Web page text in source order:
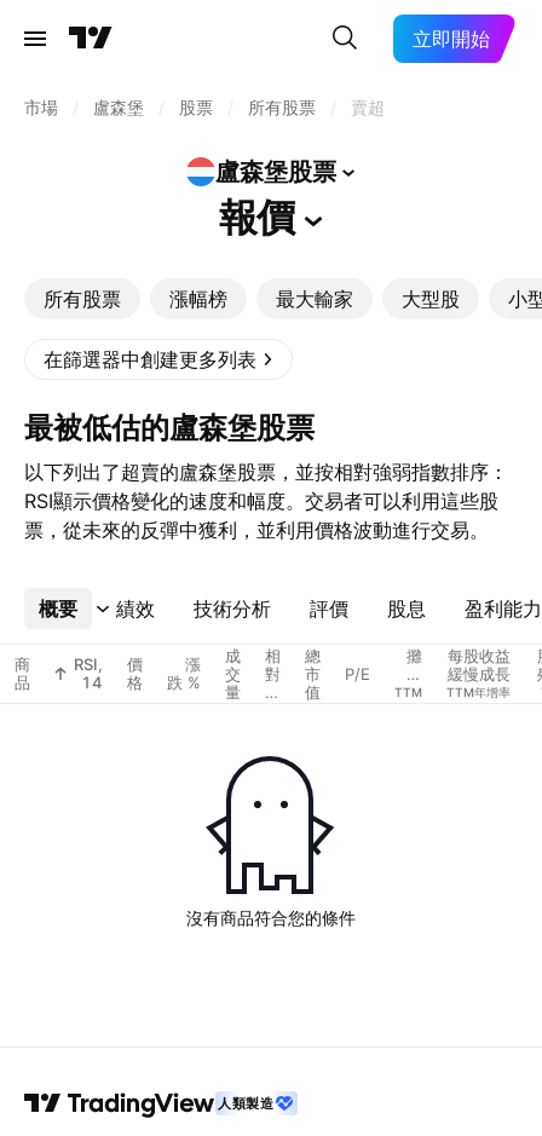
立即開始
市場 盧森堡 股票 所有股票 賣超
盧森堡股票
報價
所有股票 漲幅榜 最大輸家 大型股 小
在篩選器中創建更多列表
最被低估的盧森堡股票
以下列出了超賣的盧森堡股票，並按相對強弱指數排序：
RSI顯示價格變化的速度和幅度。交易者可以利用這些股
票，從未來的反彈中獲利，並利用價格波動進行交易。
概要 績效 技術分析 評價 股息 盈利能力
更多
商
品
RSI,
14
價
格
漲
跌 %
成
交
量
相
對
成
總
市
值
P/E
攤
薄
每
TTM
每股收益
緩慢成長
TTM年增率
沒有商品符合您的條件
人類製造